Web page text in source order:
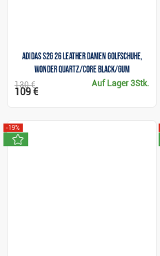
Adidas S2G 26 Leather Damen Golfschuhe,
wonder quartz/core black/gum
Auf Lager3Stk.
130 €
109 €
-19%